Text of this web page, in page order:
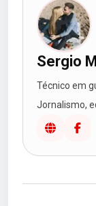
Sergio
Técnico em
Jornalismo,